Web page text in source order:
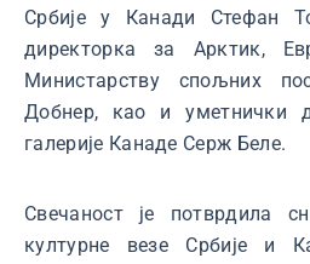
Србије у Канади Стефан
директорка за Арктик,
Министарству спољних
Добнер, као и уметнички
галерије Канаде Серж Беле.
Свечаност је потврдила
културне везе Србије и